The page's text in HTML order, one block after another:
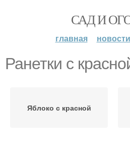
САД И
главная новости
Ранетки с
Яблоко с красной